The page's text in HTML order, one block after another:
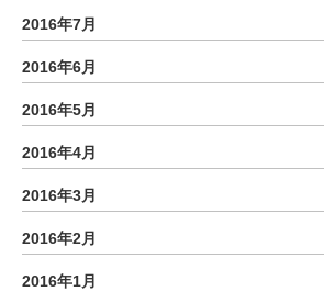
2016年7月
2016年6月
2016年5月
2016年4月
2016年3月
2016年2月
2016年1月